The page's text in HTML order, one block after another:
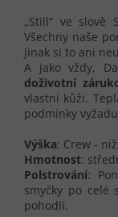
„Still“ ve slově
Všechny naše
jinak si to ani
A jako vždy,
doživotní
vlastní kůži.
podmínky
Výška: Crew -
Hmotnost:
Polstrování:
smyčky po celé
pohodlí.